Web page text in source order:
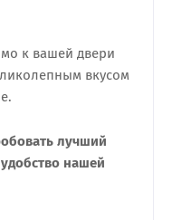
к вашей двери
вкусом
лучший
нашей